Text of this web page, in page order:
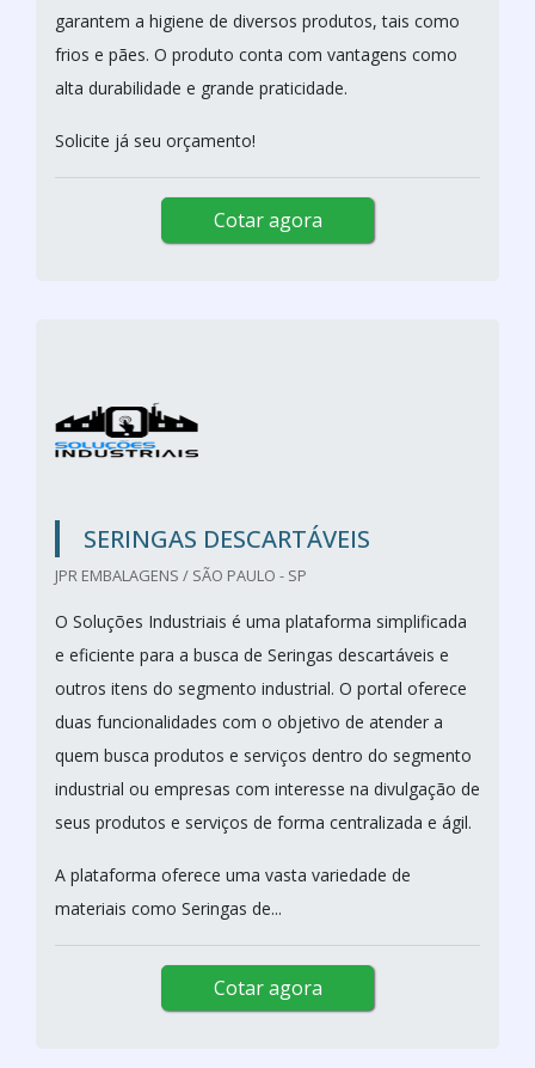
garantem a higiene de diversos produtos, tais como
frios e pães. O produto conta com vantagens como
alta durabilidade e grande praticidade.
Solicite já seu orçamento!
Cotar agora
SERINGAS DESCARTÁVEIS
JPR EMBALAGENS / SÃO PAULO - SP
O Soluções Industriais é uma plataforma simplificada
e eficiente para a busca de Seringas descartáveis e
outros itens do segmento industrial. O portal oferece
duas funcionalidades com o objetivo de atender a
quem busca produtos e serviços dentro do segmento
industrial ou empresas com interesse na divulgação de
seus produtos e serviços de forma centralizada e ágil.
A plataforma oferece uma vasta variedade de
materiais como Seringas de...
Cotar agora